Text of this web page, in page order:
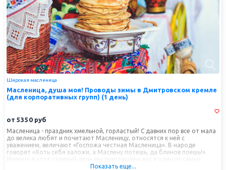
Широкая масленица
Масленица, душа моя! Проводы зимы в Дмитровском кремле
(для корпоративных групп) (1 день)
от 5350 руб
Масленица - праздник хмельной, горластый! С давних пор все от мала
до велика любят и почитают Масленицу, относятся к ней с
уважением, величают «Госпожа честная Масленица». В народе
говорят «Хоть себя заложи, а Маслену потешь, да блинов поешь!».
Именно в этот славный день мы приглашаем вас в один из самых
замечательных городов Подмосковья - Дмитров. Вас ждут задорные,
Показать еще...